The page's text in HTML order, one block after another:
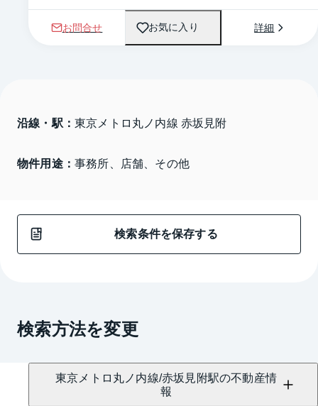
お問合せ お気に入り 詳細
沿線・駅： 東京メトロ丸ノ内線 赤坂見附
物件用途： 事務所、店舗、その他
検索条件を保存する
検索方法を変更
東京メトロ丸ノ内線/赤坂見附駅の不動産情
報